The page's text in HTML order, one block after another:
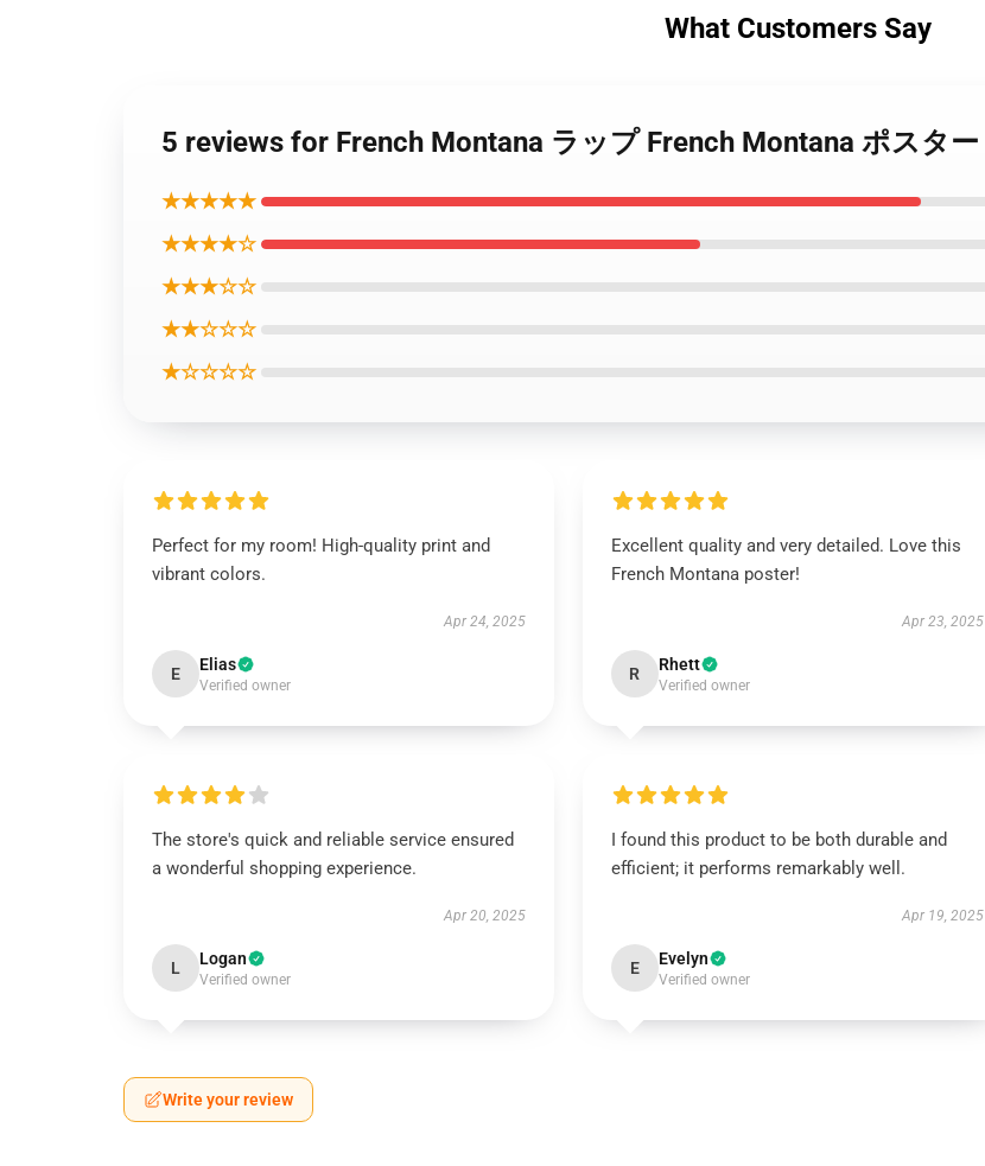
What Customers Say
5 reviews for French Montana ラップ French Montana ポスター
★★★★★
★★★★☆
★★★☆☆
★★☆☆☆
★☆☆☆☆
Perfect for my room! High-quality print and
vibrant colors.
Apr 24, 2025
E Elias
Verified owner
Excellent quality and very detailed. Love this
French Montana poster!
Apr 23, 2025
R Rhett
Verified owner
The store's quick and reliable service ensured
a wonderful shopping experience.
Apr 20, 2025
L Logan
Verified owner
I found this product to be both durable and
efficient; it performs remarkably well.
Apr 19, 2025
E Evelyn
Verified owner
Write your review